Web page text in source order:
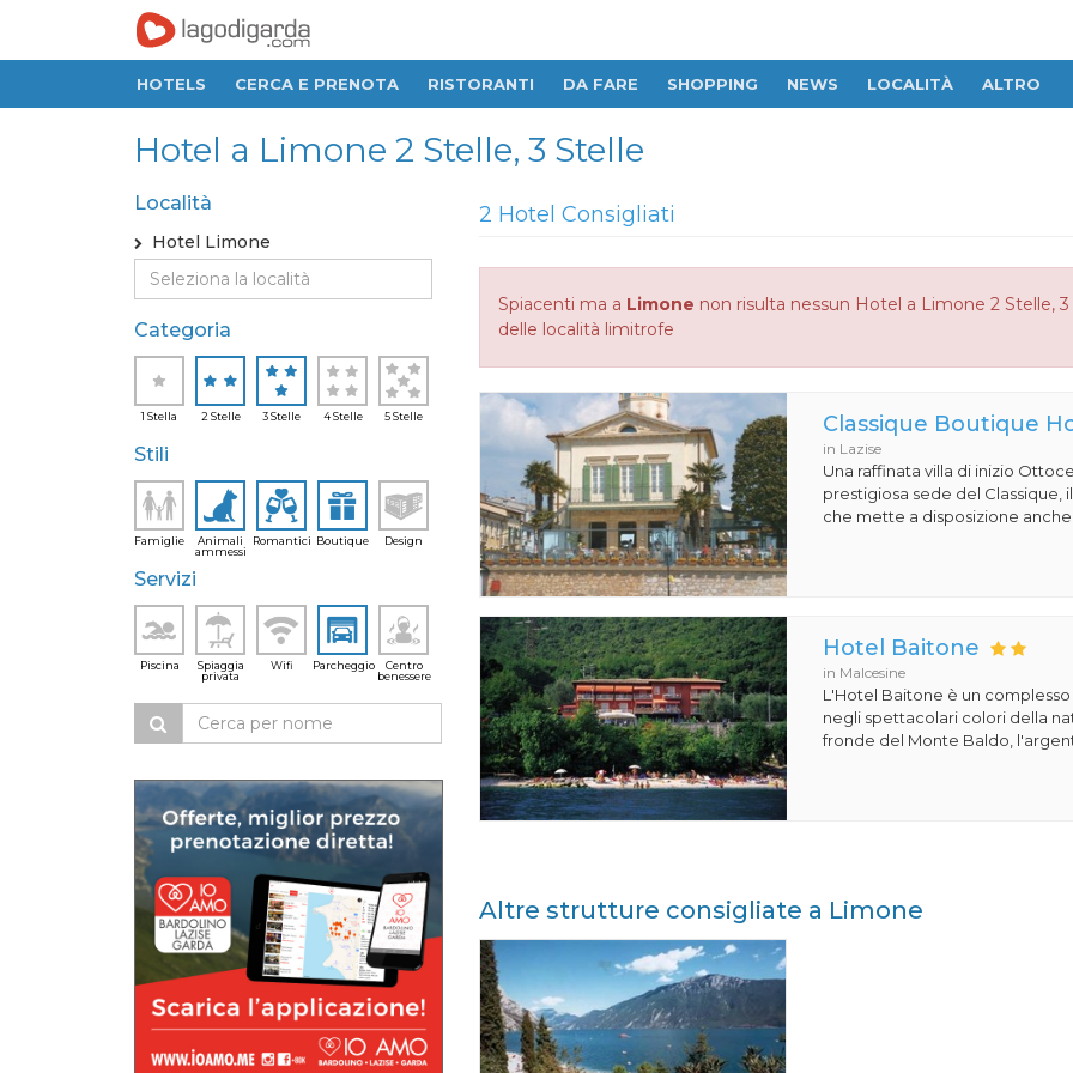
HOTELS CERCA E PRENOTA RISTORANTI DA FARE SHOPPING NEWS LOCALITÀ ALTRO
Hotel a Limone 2 Stelle, 3 Stelle
Località
Hotel Limone
Categoria
1 Stella 2 Stelle 3 Stelle 4 Stelle 5 Stelle
Stili
Famiglie
Animali
ammessi
Romantici Boutique Design
Servizi
Piscina
Spiaggia
privata
Wifi Parcheggio
Centro
benessere
2 Hotel Consigliati
Spiacenti ma a Limone non risulta nessun Hotel a Limone 2 Stelle,
delle località limitrofe
Classique Boutique
in Lazise
Una raffinata villa di inizio
prestigiosa sede del Classique,
che mette a disposizione
Hotel Baitone
in Malcesine
L'Hotel Baitone è un
negli spettacolari colori della
fronde del Monte Baldo,
Altre strutture consigliate a Limone